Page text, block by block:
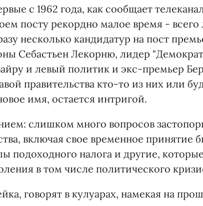
с 1962 года, как сообщает
посту рекордно малое время - всего
несколько кандидатур на пост
Себастьен Лекорню, лидер
и левый политик и экс-премьер
правительства кто-то из них или
имя, остается интригой.
слишком много вопросов
включая свое временное принятие
подоходного налога и другие,
в том числе политического
говорят в кулуарах, намекая на